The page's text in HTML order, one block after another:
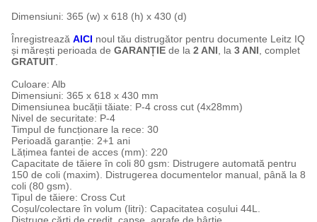
Dimensiuni: 365 (w) x 618 (h) x 430 (d)
Înregistrează AICI noul tău distrugător pentru documente Leitz IQ
și mărești perioada de GARANȚIEde la 2 ANI , la 3 ANI , complet
GRATUIT.
Culoare: Alb
Dimensiuni: 365 x 618 x 430 mm
Dimensiunea bucății tăiate: P-4 cross cut (4x28mm)
Nivel de securitate: P-4
Timpul de funcționare la rece: 30
Perioadă garanție: 2+1 ani
Lățimea fantei de acces (mm): 220
Capacitate de tăiere în coli 80 gsm: Distrugere automată pentru
150 de coli (maxim). Distrugerea documentelor manual, până la 8
coli (80 gsm).
Tipul de tăiere: Cross Cut
Coșul/colectare în volum (litri): Capacitatea coșului 44L.